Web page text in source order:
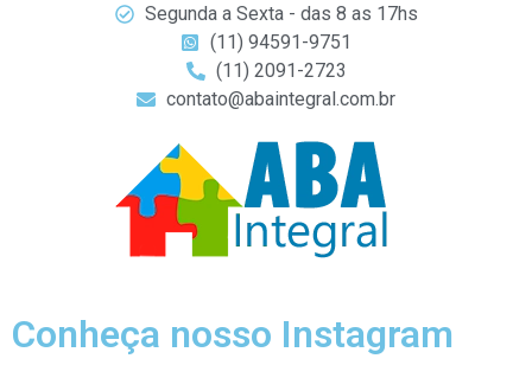
Segunda a Sexta - das 8 as 17hs
(11) 94591-9751
(11) 2091-2723
contato@abaintegral.com.br
Conheça nosso Instagram